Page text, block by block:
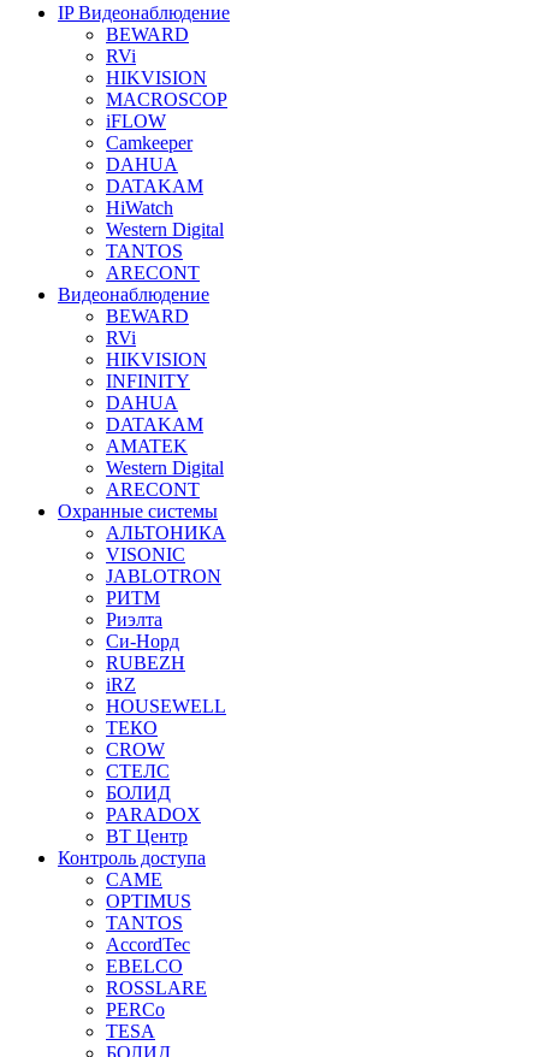
IP Видеонаблюдение
BEWARD
RVi
HIKVISION
MACROSCOP
iFLOW
Camkeeper
DAHUA
DATAKAM
HiWatch
Western Digital
TANTOS
ARECONT
Видеонаблюдение
BEWARD
RVi
HIKVISION
INFINITY
DAHUA
DATAKAM
AMATEK
Western Digital
ARECONT
Охранные системы
АЛЬТОНИКА
VISONIC
JABLOTRON
РИТМ
Риэлта
Си-Норд
RUBEZH
iRZ
HOUSEWELL
ТЕКО
CROW
СТЕЛС
БОЛИД
PARADOX
ВТ Центр
Контроль доступа
CAME
OPTIMUS
TANTOS
AccordTec
EBELCO
ROSSLARE
PERCo
TESA
БОЛИД